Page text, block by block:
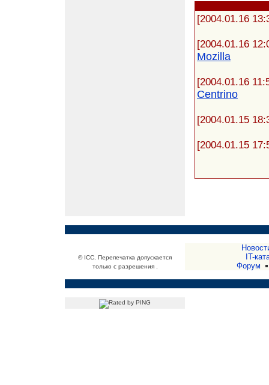
[2004.01.16
[2004.01.16
Mozilla
[2004.01.16
Centrino
[2004.01.15
[2004.01.15
© ICC. Перепечатка допускается
только с разрешения .
IT-
Форум